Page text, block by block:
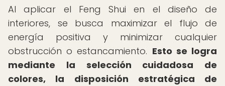
Al aplicar el Feng Shui en el diseño de
interiores, se busca maximizar el flujo de
energía positiva y minimizar cualquier
obstrucción o estancamiento. Esto se logra
mediante la selección cuidadosa de
colores, la disposición estratégica de